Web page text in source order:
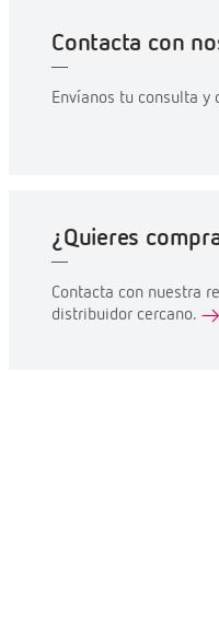
Contacta con
Envíanos tu consulta y
¿Quieres
Contacta con nuestra
distribuidor cercano.